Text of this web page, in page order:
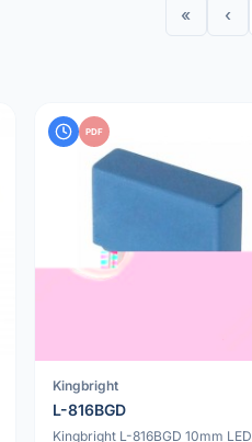
« ‹
PDF
Kingbright
L-816BGD
Kingbright L-816BGD 10mm LED